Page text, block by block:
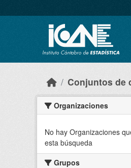
Conjuntos de
Organizaciones
No hay Organizaciones
esta búsqueda
Grupos